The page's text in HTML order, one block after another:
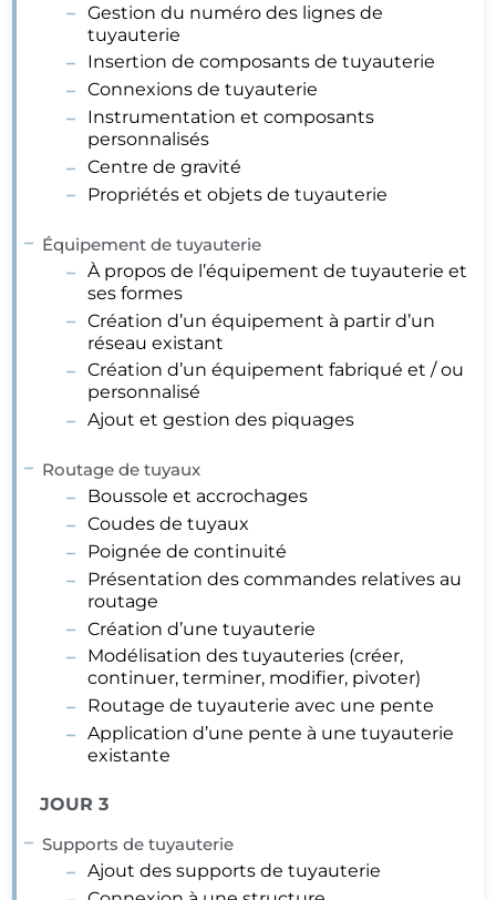
Gestion du numéro des lignes de
tuyauterie
Insertion de composants de tuyauterie
Connexions de tuyauterie
Instrumentation et composants
personnalisés
Centre de gravité
Propriétés et objets de tuyauterie
Équipement de tuyauterie
À propos de l’équipement de tuyauterie et
ses formes
Création d’un équipement à partir d’un
réseau existant
Création d’un équipement fabriqué et / ou
personnalisé
Ajout et gestion des piquages
Routage de tuyaux
Boussole et accrochages
Coudes de tuyaux
Poignée de continuité
Présentation des commandes relatives au
routage
Création d’une tuyauterie
Modélisation des tuyauteries (créer,
continuer, terminer, modifier, pivoter)
Routage de tuyauterie avec une pente
Application d’une pente à une tuyauterie
existante
JOUR 3
Supports de tuyauterie
Ajout des supports de tuyauterie